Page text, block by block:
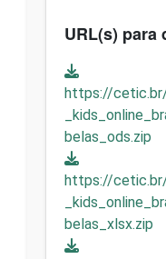
URL(s) para
https://
belas_ods.zip
https://
belas_xlsx.zip